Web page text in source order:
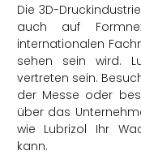
Die 3D-
auch auf
internationalen
sehen sein wird.
vertreten sein.
der Messe oder
über das
wie Lubrizol Ihr
kann.